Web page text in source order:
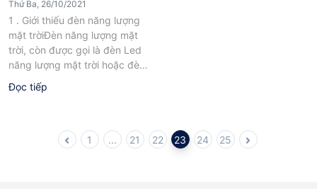
Thứ Ba, 26/10/2021
1 . Giới thiếu đèn năng lượng
mặt trờiĐèn năng lượng mặt
trời, còn được gọi là đèn Led
năng lượng mặt trời hoặc đèn
chiếu...
Đọc tiếp
1 ... 21 22 23 24 25